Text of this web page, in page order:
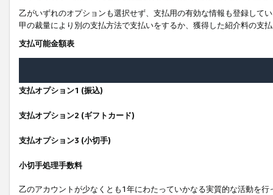
乙がいずれのオプションも選択せず、支払用の有効な情報も登録して
甲の裁量により別の支払方法で支払いをするか、獲得した紹介料の支
支払可能金額表
支払オプション1 (振込)
支払オプション2 (ギフトカード)
支払オプション3 (小切手)
小切手処理手数料
乙のアカウントが少なくとも1年にわたっていかなる実質的な活動を